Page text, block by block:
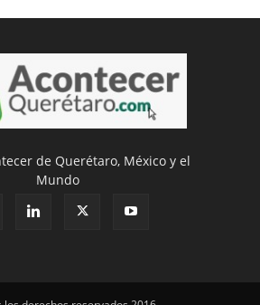
de Querétaro, México y el
Mundo